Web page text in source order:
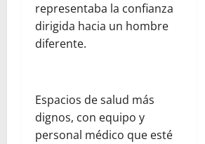
representaba la confianza
dirigida hacia un hombre
diferente.
Espacios de salud más
dignos, con equipo y
personal médico que esté